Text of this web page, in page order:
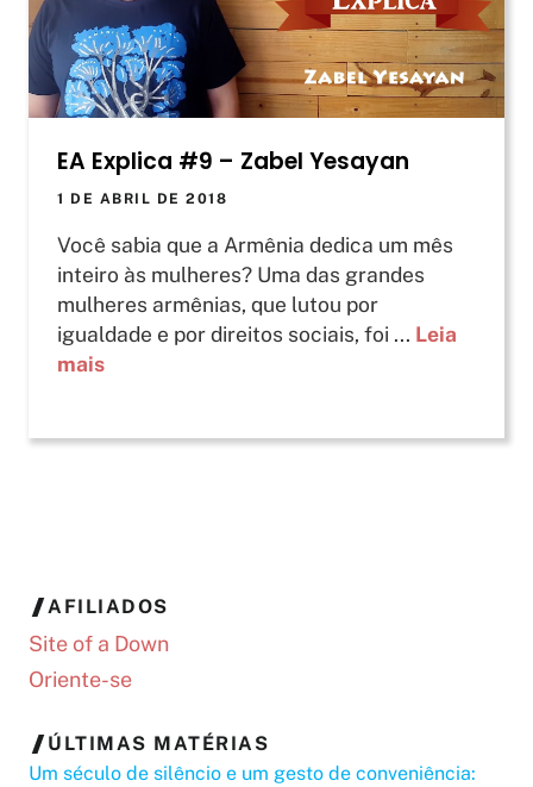
EA Explica #9 – Zabel Yesayan
1 DE ABRIL DE 2018
Você sabia que a Armênia dedica um mês
inteiro às mulheres? Uma das grandes
mulheres armênias, que lutou por
igualdade e por direitos sociais, foi ... Leia
mais
AFILIADOS
Site of a Down
Oriente-se
ÚLTIMAS MATÉRIAS
Um século de silêncio e um gesto de conveniência: